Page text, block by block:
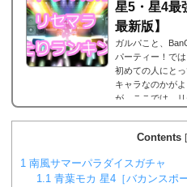
星5・星4最
最新版】
ガルパこと、
パーティー！で
初めての人にと
キャラなのかが
が、ここでは、
ラのやり方は以
当たりランキン
Contents [
1 南風サマーパラダイスガチャ
1.1 青葉モカ 星4［バカンスポ